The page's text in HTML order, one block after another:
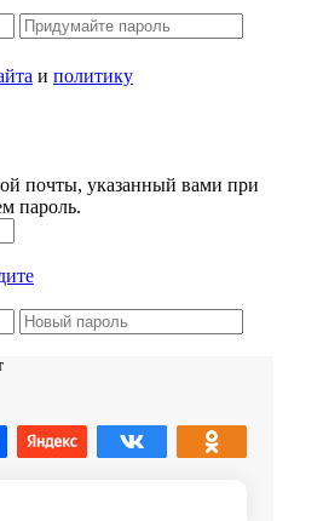
и политику
почты, указанный вами при
пароль.